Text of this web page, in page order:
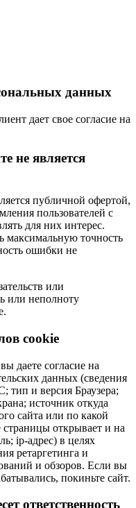
данных
дает свое согласие на
не является
публичной офертой,
пользователей с
для них интерес.
максимальную точность
ошибки не
или
или неполноту
cookie
даете согласие на
данных (сведения
тип и версия Браузера;
источник откуда
сайта или по какой
открывает и на
ip-адрес) в целях
ретаргетинга и
и обзоров. Если вы
покиньте сайт.
ответственность